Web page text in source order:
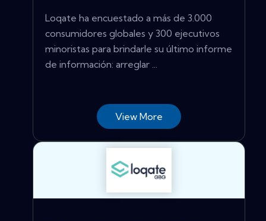
Loqate ha encuestado a más de 3.000
consumidores globales y 300 ejecutivos
minoristas para brindarle su último informe
de información: arreglar ...
View More